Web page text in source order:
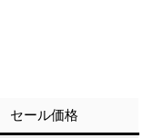
セール価格